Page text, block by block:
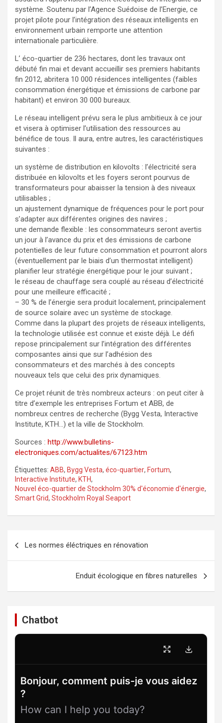
système. Soutenu par l’Agence Suédoise de l’Energie, ce
projet pilote pour l’intégration des réseaux intelligents en
environnement urbain remporte une attention
internationale particulière.
L’ éco-quartier de 236 hectares, dont les travaux ont
débuté fin mai et devant accueillir ses premiers habitants
fin 2012, abritera 10 000 résidences intelligentes (faibles
consommation énergétique et émissions de carbone par
habitant) et environ 30 000 bureaux.
Le réseau intelligent prévu sera le plus ambitieux à ce jour
et visera à optimiser l’utilisation des ressources au
bénéfice de tous. Il aura, entre autres, les caractéristiques
suivantes :
un système de distribution en kilovolts : l’électricité sera
distribuée en kilovolts et les foyers seront pourvus de
transformateurs pour abaisser la tension à des niveaux
utilisables ;
un ajustement dynamique de fréquences pour le port pour
s’adapter aux différentes origines des navires ;
une demande flexible : les consommateurs seront avertis
un jour à l’avance du prix et des émissions de carbone
potentielles de leur future consommation et pourront alors
(éventuellement par le biais d’un thermostat intelligent)
planifier leur stratégie énergétique pour le jour suivant ;
le réseau de chauffage sera couplé au réseau d’électricité
pour une meilleure efficacité ;
– 30 % de l’énergie sera produit localement, principalement
de source solaire avec un système de stockage.
Comme dans la plupart des projets de réseaux intelligents,
la technologie utilisée est connue et existe déjà. Le défi
repose principalement sur l’intégration des différentes
composantes ainsi que sur l’adhésion des
consommateurs et des marchés à des concepts
nouveaux tels que celui des prix dynamiques.
Ce projet réunit de très nombreux acteurs : on peut citer à
titre d’exemple les entreprises Fortum et ABB, de
nombreux centres de recherche (Bygg Vesta, Interactive
Institute, KTH…) et la ville de Stockholm.
Sources : http://www.bulletins-
electroniques.com/actualites/67123.htm
Étiquettes: ABB, Bygg Vesta, éco-quartier, Fortum,
Interactive Institute, KTH,
Nouvel éco-quartier de Stockholm 30% d'économie d'énergie,
Smart Grid, Stockholm Royal Seaport
Les normes éléctriques en rénovation
Enduit écologique en fibres naturelles
Chatbot
Bonjour, comment puis-je vous aidez
?
How can I help you today?